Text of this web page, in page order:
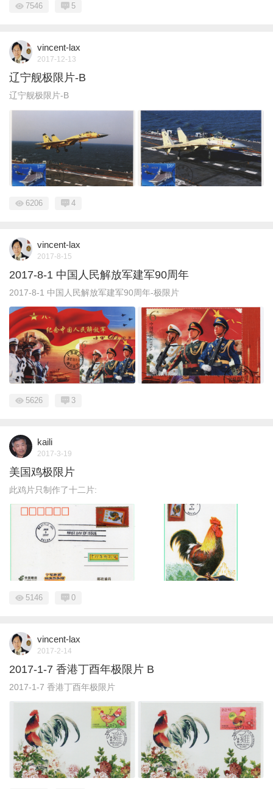
7546 5
vincent-lax
2017-12-13
辽宁舰极限片-B
辽宁舰极限片-B
6206 4
vincent-lax
2017-8-15
2017-8-1 中国人民解放军建军90周年
2017-8-1 中国人民解放军建军90周年-极限片
5626 3
kaili
2017-3-19
美国鸡极限片
此鸡片只制作了十二片:
5146 0
vincent-lax
2017-2-14
2017-1-7 香港丁酉年极限片 B
2017-1-7 香港丁酉年极限片